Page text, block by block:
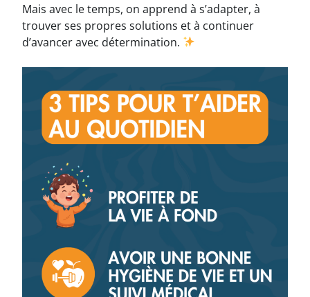
Mais avec le temps, on apprend à s’adapter, à
trouver ses propres solutions et à continuer
d’avancer avec détermination.